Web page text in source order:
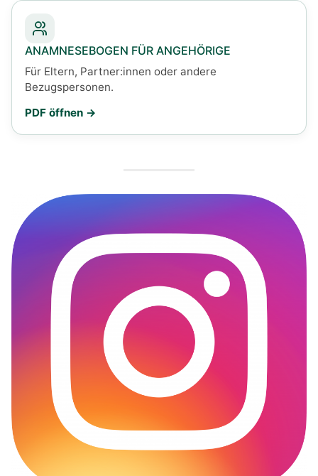
ANAMNESEBOGEN FÜR ANGEHÖRIGE
Für Eltern, Partner:innen oder andere
Bezugspersonen.
PDF öffnen